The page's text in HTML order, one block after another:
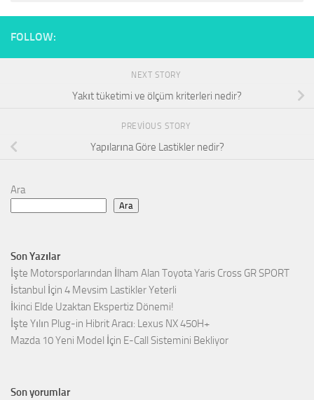
FOLLOW:
NEXT STORY
Yakıt tüketimi ve ölçüm kriterleri nedir?
PREVIOUS STORY
Yapılarına Göre Lastikler nedir?
Ara
Ara
Son Yazılar
İşte Motorsporlarından İlham Alan Toyota Yaris Cross GR SPORT
İstanbul İçin 4 Mevsim Lastikler Yeterli
İkinci Elde Uzaktan Ekspertiz Dönemi!
İşte Yılın Plug-in Hibrit Aracı: Lexus NX 450H+
Mazda 10 Yeni Model İçin E-Call Sistemini Bekliyor
Son yorumlar